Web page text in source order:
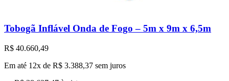
Tobogã Inflável Onda de Fogo – 5m x 9m x 6,5m
R$ 40.660,49
Em até 12x de R$ 3.388,37 sem juros